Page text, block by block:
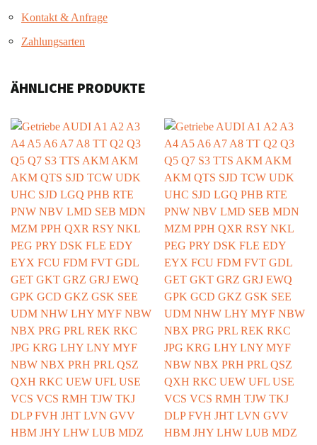
Kontakt & Anfrage
Zahlungsarten
ÄHNLICHE PRODUKTE